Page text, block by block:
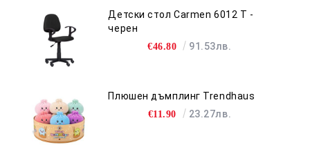
Детски стол Carmen 6012 T -
черен
€46.80 91.53лв.
Плюшен дъмплинг Trendhaus
€11.90 23.27лв.